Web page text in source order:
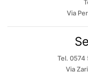
Via
Tel. 0574
Via